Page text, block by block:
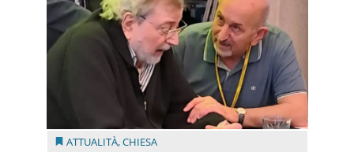
ATTUALITÀ,CHIESA